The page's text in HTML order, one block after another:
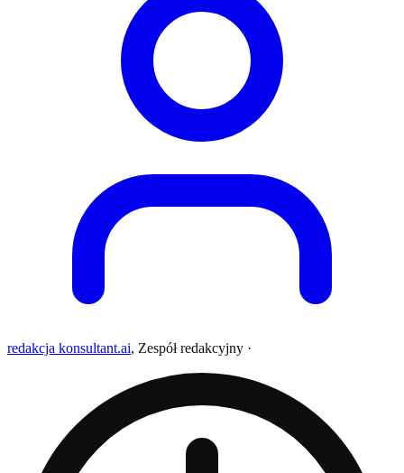
redakcja konsultant.ai, Zespół redakcyjny ·